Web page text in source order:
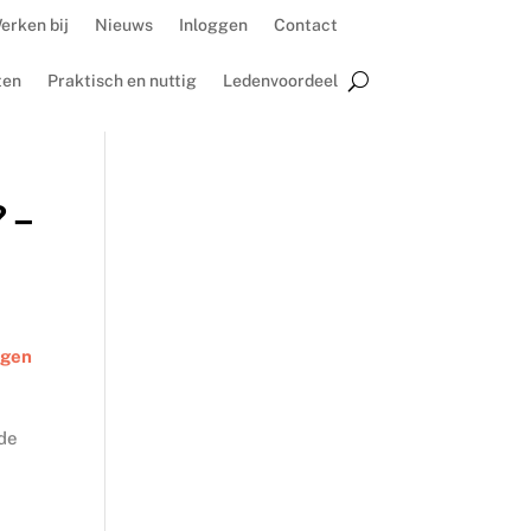
bij Nieuws Inloggen Contact
Praktisch en nuttig Ledenvoordeel
–